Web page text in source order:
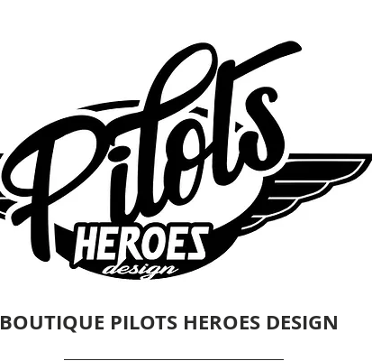
BOUTIQUE PILOTS HEROES DESIGN